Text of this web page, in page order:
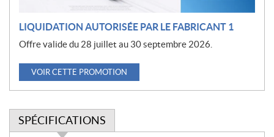
LIQUIDATION AUTORISÉE PAR LE FABRICANT 1
Offre valide du 28 juillet au 30 septembre 2026.
VOIR CETTE PROMOTION
SPÉCIFICATIONS